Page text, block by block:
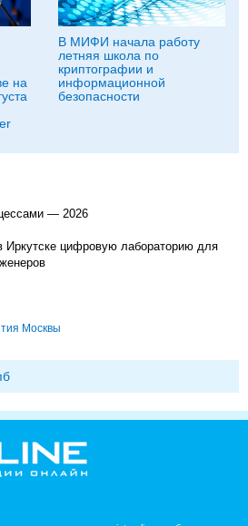
на
В МИФИ начала работу
летняя школа по
криптографии и
информационной
безопасности
— 2026
Иркутске цифровую лабораторию для
Москвы